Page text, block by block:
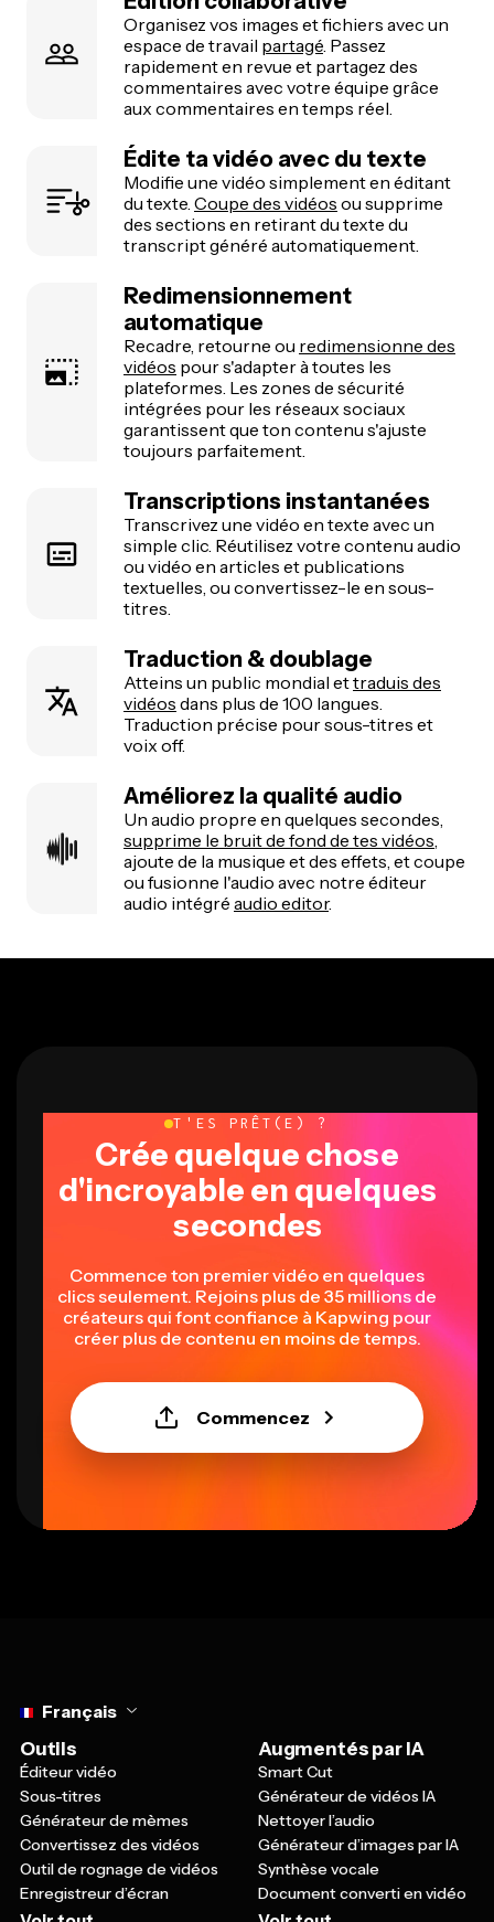
Organisez vos images et fichiers avec un
espace de travail partagé. Passez
rapidement en revue et partagez des
commentaires avec votre équipe grâce
aux commentaires en temps réel.
Édite ta vidéo avec du texte
Modifie une vidéo simplement en éditant
du texte. Coupe des vidéos ou supprime
des sections en retirant du texte du
transcript généré automatiquement.
Redimensionnement
automatique
Recadre, retourne ou redimensionne des
vidéos pour s'adapter à toutes les
plateformes. Les zones de sécurité
intégrées pour les réseaux sociaux
garantissent que ton contenu s'ajuste
toujours parfaitement.
Transcriptions instantanées
Transcrivez une vidéo en texte avec un
simple clic. Réutilisez votre contenu audio
ou vidéo en articles et publications
textuelles, ou convertissez-le en sous-
titres.
Traduction & doublage
Atteins un public mondial ettraduis des
vidéos dans plus de 100 langues.
Traduction précise pour sous-titres et
voix off.
Améliorez la qualité audio
Un audio propre en quelques secondes,
supprime le bruit de fond de tes vidéos,
ajoute de la musique et des effets, et coupe
ou fusionne l'audio avec notre éditeur
audio intégré audio editor.
T'ES PRÊT(E) ?
Crée quelque chose
d'incroyable en quelques
secondes
Commence ton premier vidéo en quelques
clics seulement. Rejoins plus de 35 millions de
créateurs qui font confiance à Kapwing pour
créer plus de contenu en moins de temps.
Commencez
Français
Outils
Éditeur vidéo
Sous-titres
Générateur de mèmes
Convertissez des vidéos
Outil de rognage de vidéos
Enregistreur d’écran
Augmentés par IA
Smart Cut
Générateur de vidéos IA
Nettoyer l’audio
Générateur d’images par IA
Synthèse vocale
Document converti en vidéo